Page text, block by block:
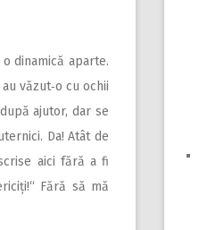
dinamică aparte.
văzut‑o cu ochii
ajutor, dar se
Da! Atât de
aici fără a fi
Fără să mă